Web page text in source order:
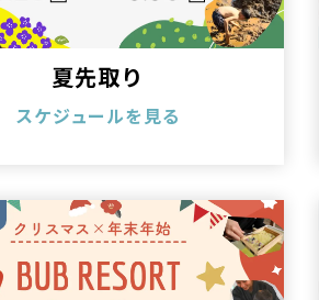
夏先取り
スケジュールを見る